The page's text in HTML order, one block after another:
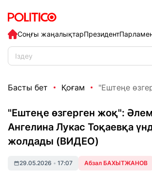
Соңғы жаңалықтарПрезидент
Басты бет Қоғам "Ештеңе
"Ештеңе өзгерген жоқ":
Ангелина Лукас Тоқаевқа
жолдады (ВИДЕО)
29.05.2026 • 17:07 Абзал БАХЫТЖАНОВ